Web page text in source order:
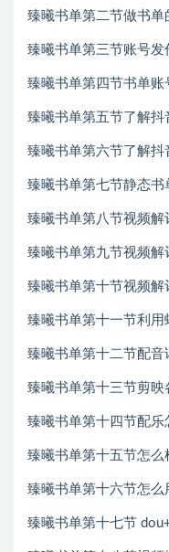
臻曦书单第二节做书单
臻曦书单第三节账号
臻曦书单第四节书单账
臻曦书单第五节了解
臻曦书单第六节了解抖
臻曦书单第七节静态
臻曦书单第八节视频解
臻曦书单第九节视频
臻曦书单第十节视频
臻曦书单第十一节利
臻曦书单第十二节配音
臻曦书单第十三节剪映
臻曦书单第十四节配乐
臻曦书单第十五节怎
臻曦书单第十六节怎
臻曦书单第十七节